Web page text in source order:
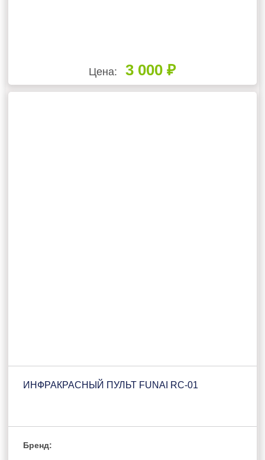
Цена: 3 000 ₽
ИНФРАКРАСНЫЙ ПУЛЬТ FUNAI RC-01
Бренд: